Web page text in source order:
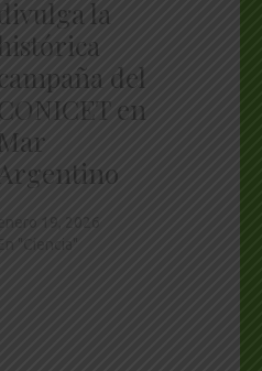
la
histórica
del
en
Mar